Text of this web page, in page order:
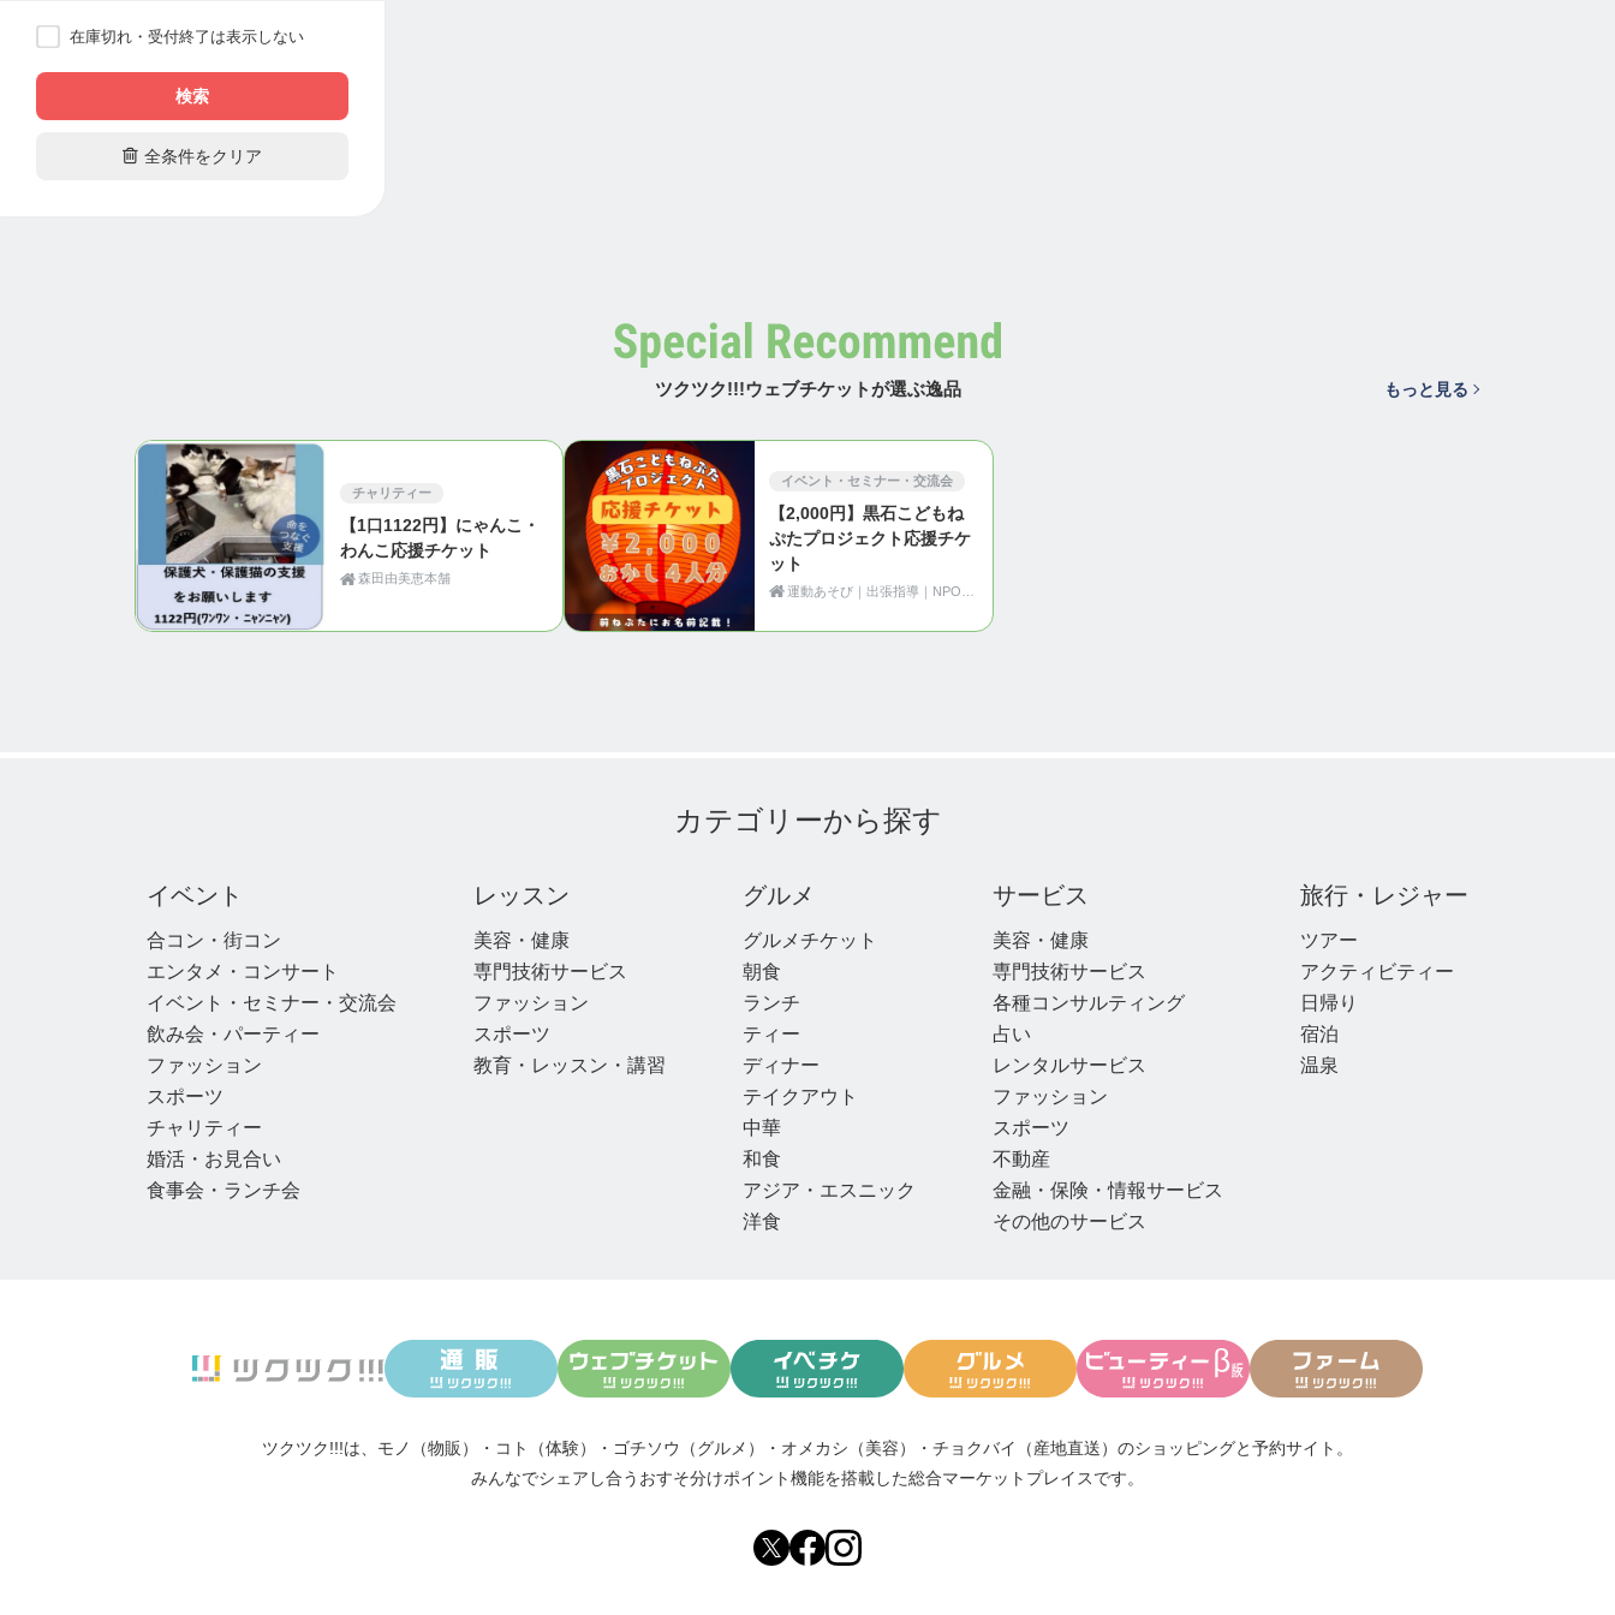
在庫切れ・受付終了は表示しない
検索
 全条件をクリア
ツクツク!!!ウェブチケットが選ぶ逸品 もっと見る
チャリティー
【1口1122円】にゃんこ・
わんこ応援チケット
森田由美恵本舗
イベント・セミナー・交流会
【2,000円】黒石こどもね
ぷたプロジェクト応援チケ
ット
カテゴリーから探す
イベント
合コン・街コン
エンタメ・コンサート
イベント・セミナー・交流会
飲み会・パーティー
ファッション
スポーツ
チャリティー
婚活・お見合い
食事会・ランチ会
レッスン
美容・健康
専門技術サービス
ファッション
スポーツ
教育・レッスン・講習
グルメ
グルメチケット
朝食
ランチ
ティー
ディナー
テイクアウト
中華
和食
アジア・エスニック
洋食
サービス
美容・健康
専門技術サービス
各種コンサルティング
占い
レンタルサービス
ファッション
スポーツ
不動産
金融・保険・情報サービス
その他のサービス
旅行・レジャー
ツアー
アクティビティー
日帰り
宿泊
温泉
ツクツク!!!は、 モノ（物販） ・ コト（体験） ・ ゴチソウ（グルメ） ・ オメカシ（美容） ・ チョクバイ（産地直送） のショッピングと予約サイト。
みんなでシェアし合う おすそ分けポイント機能を搭載した総合マーケットプレイスです。